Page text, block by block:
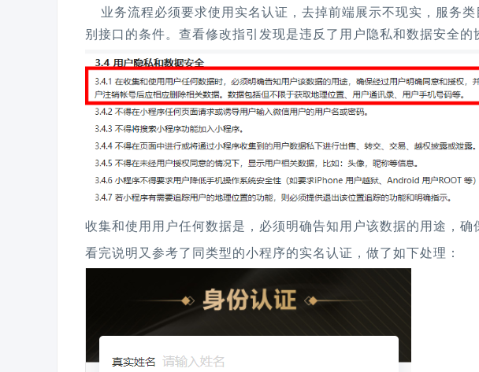
业务流程必须要求使用实名认证，去掉前端展示不现实，服务
别接口的条件。查看修改指引发现是违反了用户隐私和数据安全的
收集和使用用户任何数据是，必须明确告知用户该数据的用途，
看完说明又参考了同类型的小程序的实名认证，做了如下处理：